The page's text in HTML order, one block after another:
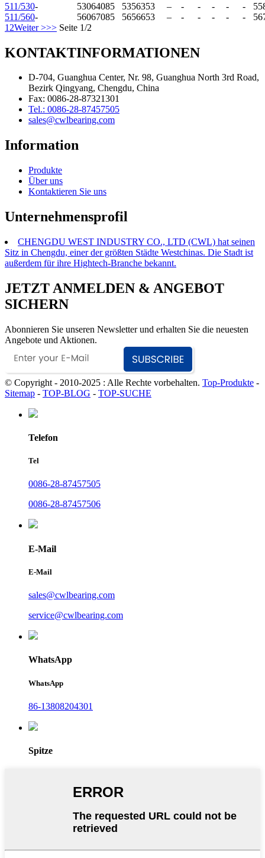
511/530- 53064085 5356353 – - - - - -
511/560- 56067085 5656653 – - - - - -
1 2Weiter >>> Seite 1/2
KONTAKTINFORMATIONEN
D-704, Guanghua Center, Nr. 98, Guanghua North 3rd Road,
Bezirk Qingyang, Chengdu, China
Fax: 0086-28-87321301
Tel.: 0086-28-87457505
sales@cwlbearing.com
Information
Produkte
Über uns
Kontaktieren Sie uns
Unternehmensprofil
CHENGDU WEST INDUSTRY CO., LTD (CWL) hat seinen
Sitz in Chengdu, einer der größten Städte Westchinas. Die Stadt ist
außerdem für ihre Hightech-Branche bekannt.
JETZT ANMELDEN & ANGEBOT
SICHERN
Abonnieren Sie unseren Newsletter und erhalten Sie die neuesten
Angebote und Aktionen.
© Copyright - 2010-2025 : Alle Rechte vorbehalten. Top-Produkte -
Sitemap - TOP-BLOG - TOP-SUCHE
Telefon
Tel
0086-28-87457505
0086-28-87457506
E-Mail
E-Mail
sales@cwlbearing.com
service@cwlbearing.com
WhatsApp
WhatsApp
86-13808204301
Spitze